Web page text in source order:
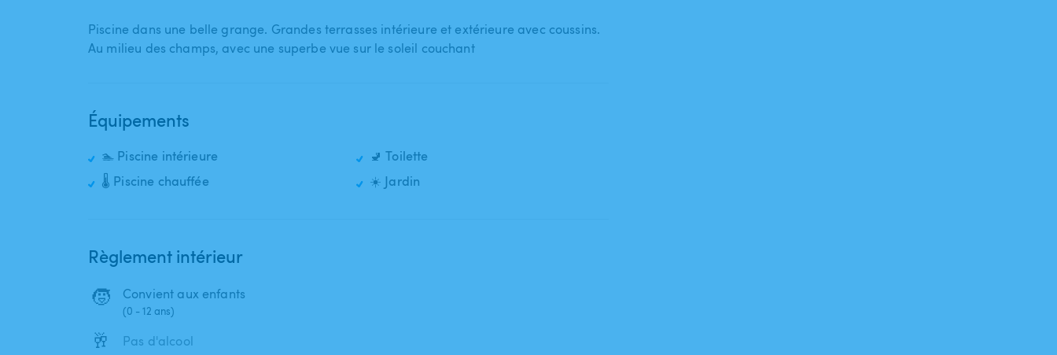
Piscine dans une belle grange. Grandes terrasses intérieure et extérieure avec coussins.
Au milieu des champs​,​ avec une superbe vue sur le soleil couchant
Équipements
🏊 Piscine intérieure
🌡️ Piscine chauffée
🚽 Toilette
☀️ Jardin
Règlement intérieur
🧒 Convient aux enfants
(0 - 12 ans)
🥂 Pas d'alcool